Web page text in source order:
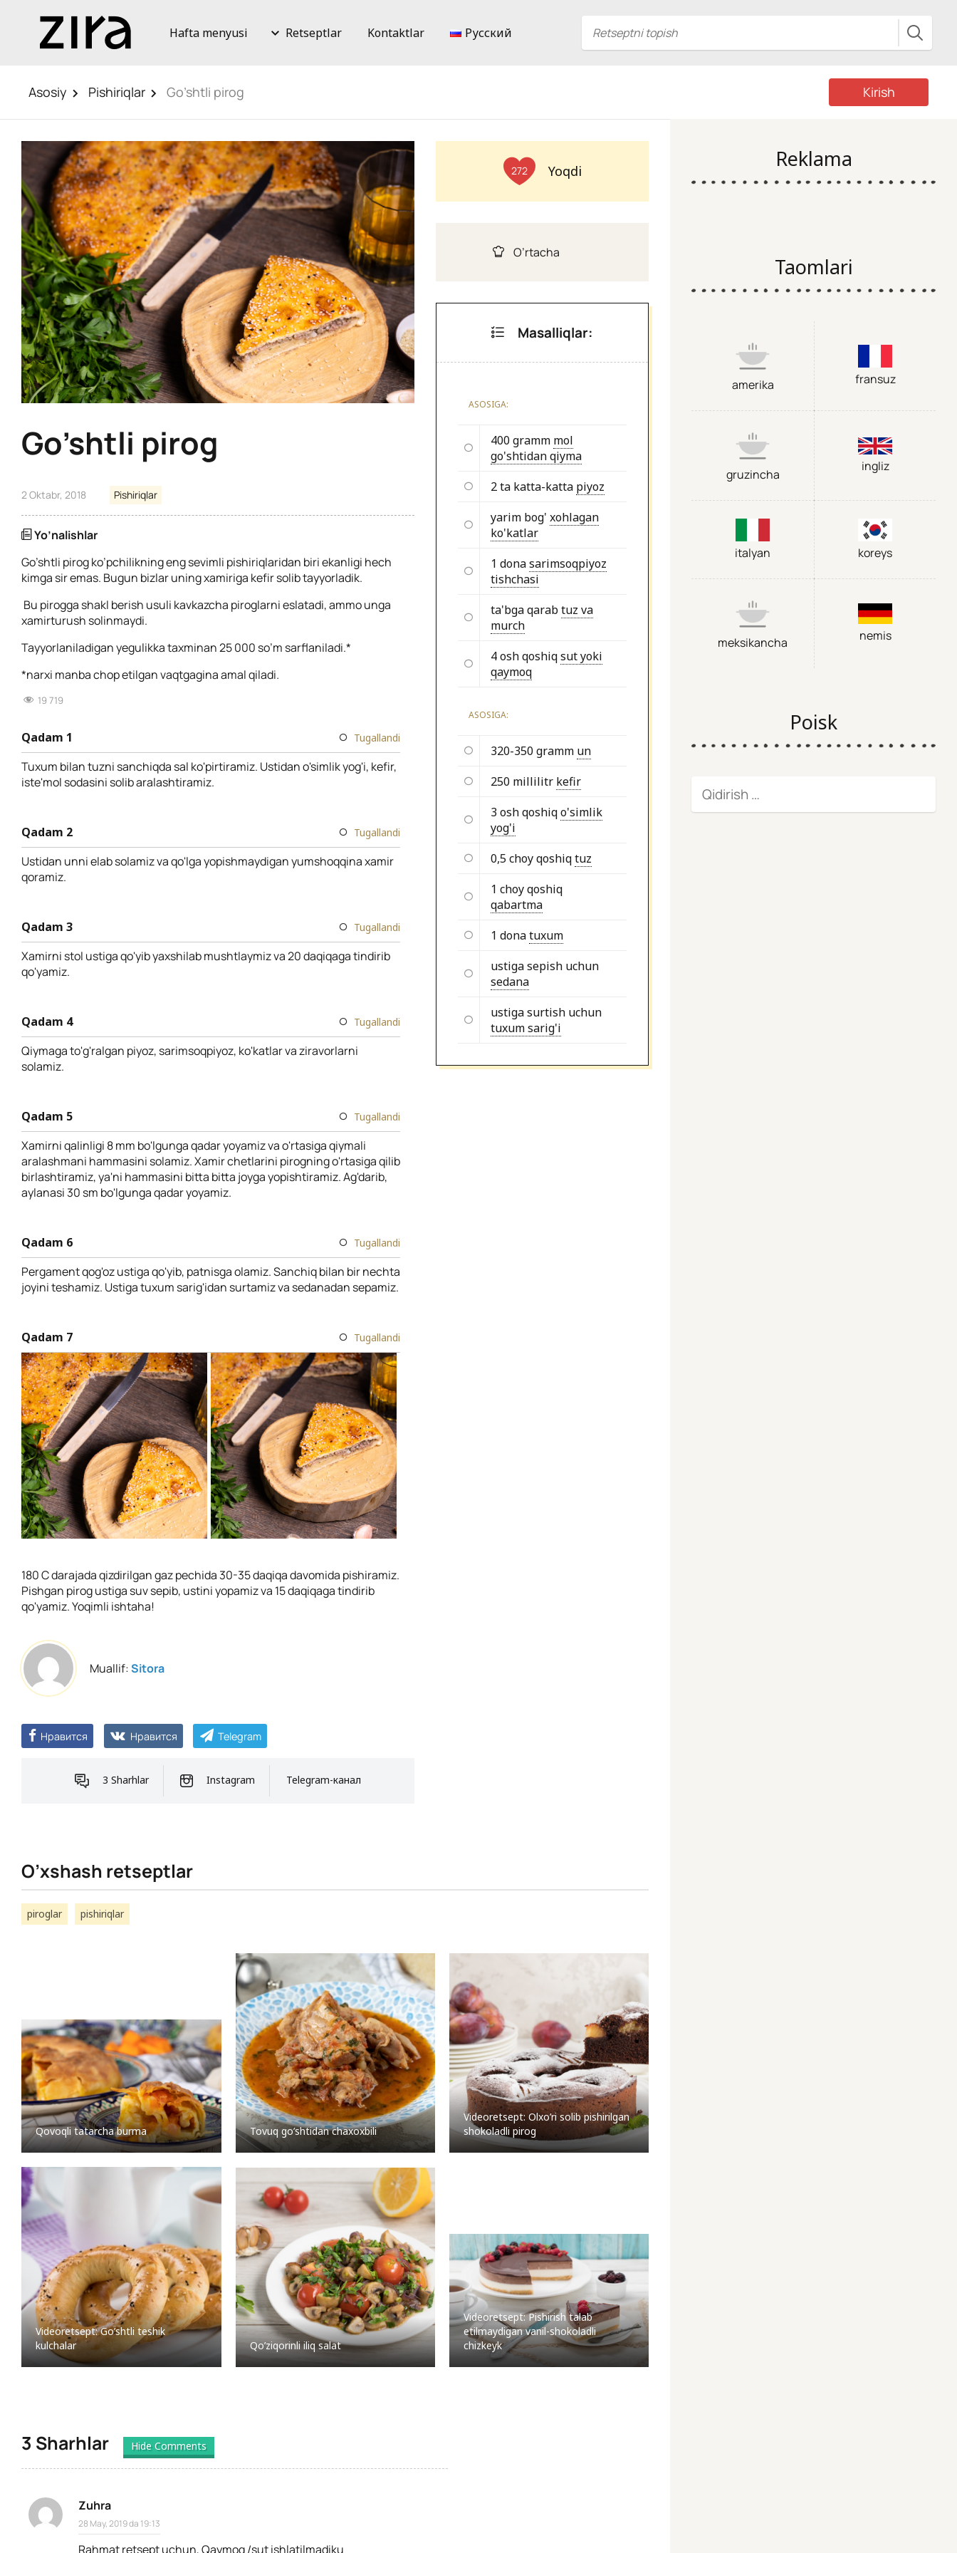
Hafta menyusi Retseptlar Kontaktlar Русский
Asosiy Pishiriqlar Go’shtli pirog Kirish
Go’shtli pirog
2 Oktabr, 2018 Pishiriqlar
Yo’nalishlar
Go’shtli pirog ko’pchilikning eng sevimli pishiriqlaridan biri ekanligi hech
kimga sir emas. Bugun bizlar uning xamiriga kefir solib tayyorladik.
Bu pirogga shakl berish usuli kavkazcha piroglarni eslatadi, ammo unga
xamirturush solinmaydi.
Tayyorlaniladigan yegulikka taxminan 25 000 so’m sarflaniladi.*
*narxi manba chop etilgan vaqtgagina amal qiladi.
19 719
Qadam 1 Tugallandi
Tuxum bilan tuzni sanchiqda sal ko'pirtiramiz. Ustidan o'simlik yog'i, kefir,
iste'mol sodasini solib aralashtiramiz.
Qadam 2 Tugallandi
Ustidan unni elab solamiz va qo'lga yopishmaydigan yumshoqqina xamir
qoramiz.
Qadam 3 Tugallandi
Xamirni stol ustiga qo'yib yaxshilab mushtlaymiz va 20 daqiqaga tindirib
qo'yamiz.
Qadam 4 Tugallandi
Qiymaga to'g'ralgan piyoz, sarimsoqpiyoz, ko'katlar va ziravorlarni
solamiz.
Qadam 5 Tugallandi
Xamirni qalinligi 8 mm bo'lgunga qadar yoyamiz va o'rtasiga qiymali
aralashmani hammasini solamiz. Xamir chetlarini pirogning o'rtasiga qilib
birlashtiramiz, ya'ni hammasini bitta bitta joyga yopishtiramiz. Ag'darib,
aylanasi 30 sm bo'lgunga qadar yoyamiz.
Qadam 6 Tugallandi
Pergament qog'oz ustiga qo'yib, patnisga olamiz. Sanchiq bilan bir nechta
joyini teshamiz. Ustiga tuxum sarig'idan surtamiz va sedanadan sepamiz.
Qadam 7 Tugallandi
180 C darajada qizdirilgan gaz pechida 30-35 daqiqa davomida pishiramiz.
Pishgan pirog ustiga suv sepib, ustini yopamiz va 15 daqiqaga tindirib
qo'yamiz. Yoqimli ishtaha!
Muallif:Sitora
Нравится Нравится Telegram
3 Sharhlar Instagram Telegram-канал
272 Yoqdi
O’rtacha
Masalliqlar:
ASOSIGA:
400 gramm mol
go'shtidan qiyma
2 ta katta-katta piyoz
yarim bog' xohlagan
ko'katlar
1 donasarimsoqpiyoz
tishchasi
ta'bga qarabtuz va
murch
4 osh qoshiqsut yoki
qaymoq
ASOSIGA:
320-350 gramm un
250 millilitr kefir
3 osh qoshiqo'simlik
yog'i
0,5 choy qoshiqtuz
1 choy qoshiq
qabartma
1 donatuxum
ustiga sepish uchun
sedana
ustiga surtish uchun
tuxum sarig'i
O’xshash retseptlar
piroglar pishiriqlar
Qovoqli tatarcha burma Tovuq go’shtidan chaxoxbili
Videoretsept: Olxo’ri solib pishirilgan
shokoladli pirog
Videoretsept: Go’shtli teshik
kulchalar
Qo’ziqorinli iliq salat
Videoretsept: Pishirish talab
etilmaydigan vanil-shokoladli
chizkeyk
3 Sharhlar Hide Comments
Zuhra
28 May, 2019 da 19:13
Rahmat retsept uchun, Qaymoq /sut ishlatilmadiku
Reklama
Taomlari
amerika fransuz
gruzincha
ingliz
italyan koreys
meksikancha nemis
Poisk